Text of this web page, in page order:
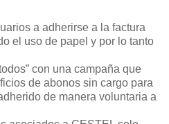
a adherirse a la factura
el uso de papel y por lo tanto
con una campaña que
de abonos sin cargo para
de manera voluntaria a